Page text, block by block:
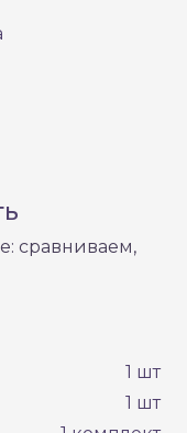
сравниваем,
1 шт
1 шт